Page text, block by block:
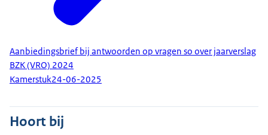
Aanbiedingsbrief bij antwoorden op vragen so over jaarverslag
BZK (VRO) 2024
Kamerstuk24-06-2025
Hoort bij